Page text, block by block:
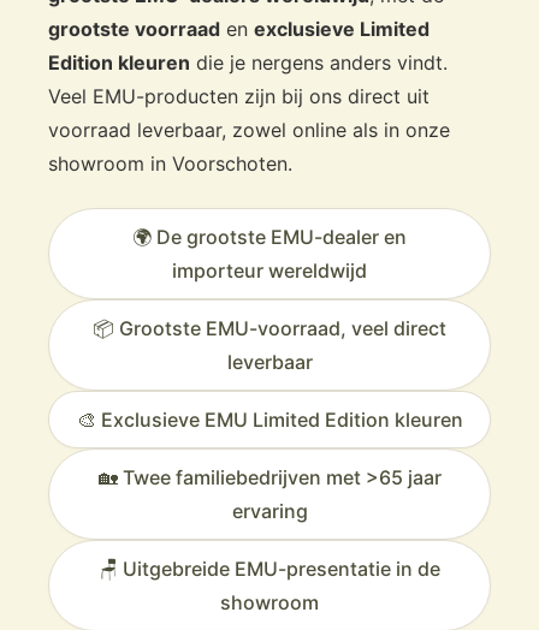
grootste voorraad en exclusieve Limited
Edition kleuren die je nergens anders vindt.
Veel EMU-producten zijn bij ons direct uit
voorraad leverbaar, zowel online als in onze
showroom in Voorschoten.
🌍 De grootste EMU-dealer en
importeur wereldwijd
📦 Grootste EMU-voorraad, veel direct
leverbaar
🎨 Exclusieve EMU Limited Edition kleuren
🏡 Twee familiebedrijven met >65 jaar
ervaring
🪑 Uitgebreide EMU-presentatie in de
showroom